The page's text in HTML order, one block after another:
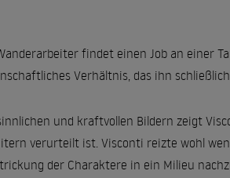
findet einen Job an einer
Verhältnis, das ihn
und kraftvollen Bildern zeigt
verurteilt ist. Visconti reizte wohl
der Charaktere in ein Milieu